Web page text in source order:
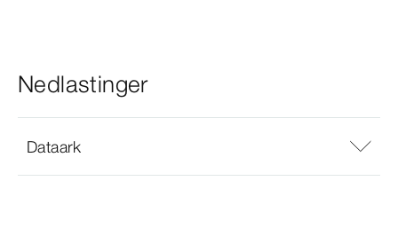
Nedlastinger
Dataark